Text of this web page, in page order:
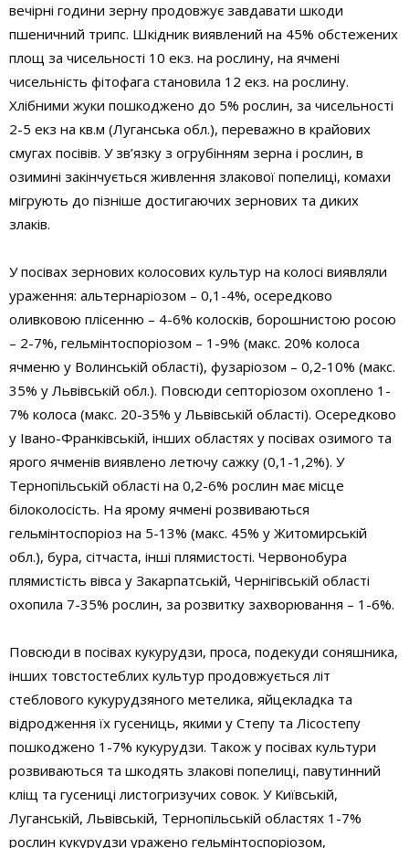
вечірні години зерну продовжує завдавати шкоди
пшеничний трипс. Шкідник виявлений на 45% обстежених
площ за чисельності 10 екз. на рослину, на ячмені
чисельність фітофага становила 12 екз. на рослину.
Хлібними жуки пошкоджено до 5% рослин, за чисельності
2-5 екз на кв.м (Луганська обл.), переважно в крайових
смугах посівів. У зв’язку з огрубінням зерна і рослин, в
озимині закінчується живлення злакової попелиці, комахи
мігрують до пізніше достигаючих зернових та диких
злаків.
У посівах зернових колосових культур на колосі виявляли
ураження: альтернаріозом – 0,1-4%, осередково
оливковою плісенню – 4-6% колосків, борошнистою росою
– 2-7%, гельмінтоспоріозом – 1-9% (макс. 20% колоса
ячменю у Волинській області), фузаріозом – 0,2-10% (макс.
35% у Львівській обл.). Повсюди септоріозом охоплено 1-
7% колоса (макс. 20-35% у Львівській області). Осередково
у Івано-Франківській, інших областях у посівах озимого та
ярого ячменів виявлено летючу сажку (0,1-1,2%). У
Тернопільській області на 0,2-6% рослин має місце
білоколосість. На ярому ячмені розвиваються
гельмінтоспоріоз на 5-13% (макс. 45% у Житомирській
обл.), бура, сітчаста, інші плямистості. Червонобура
плямистість вівса у Закарпатській, Чернігівській області
охопила 7-35% рослин, за розвитку захворювання – 1-6%.
Повсюди в посівах кукурудзи, проса, подекуди соняшника,
інших товстостеблих культур продовжується літ
стеблового кукурудзяного метелика, яйцекладка та
відродження їх гусениць, якими у Степу та Лісостепу
пошкоджено 1-7% кукурудзи. Також у посівах культури
розвиваються та шкодять злакові попелиці, павутинний
кліщ та гусениці листогризучих совок. У Київській,
Луганській, Львівській, Тернопільській областях 1-7%
рослин кукурудзи уражено гельмінтоспоріозом,